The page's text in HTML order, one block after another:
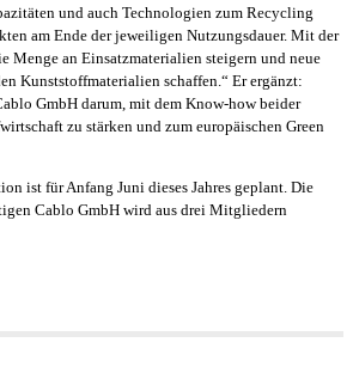
und auch Technologien zum Recycling
am Ende der jeweiligen Nutzungsdauer. Mit der
Menge an Einsatzmaterialien steigern und neue
Kunststoffmaterialien schaffen.“ Er ergänzt:
GmbH darum, mit dem Know-how beider
zu stärken und zum europäischen Green
ist für Anfang Juni dieses Jahres geplant. Die
Cablo GmbH wird aus drei Mitgliedern